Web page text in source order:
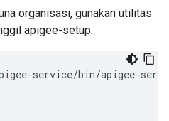
organisasi, gunakan utilitas
apigee-setup:
service/bin/apigee-